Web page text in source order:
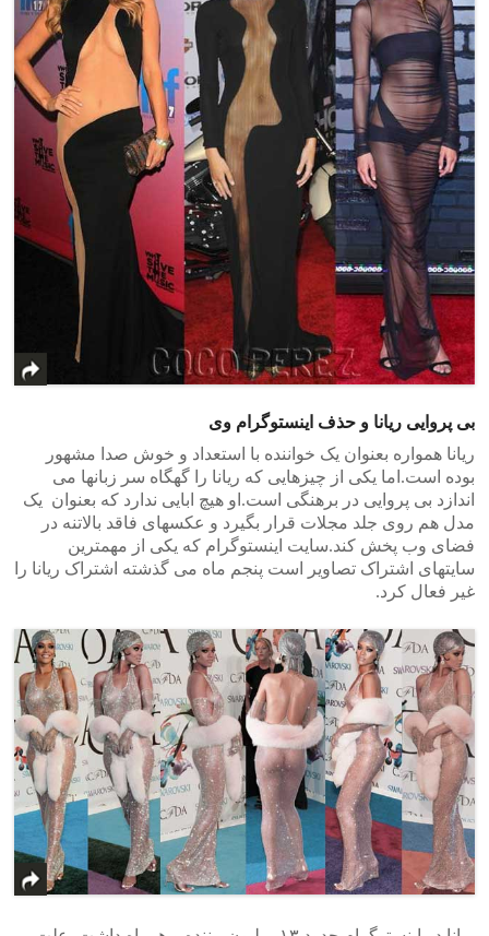
بی پروایی ریانا و حذف اینستوگرام وی
ریانا همواره بعنوان یک خواننده با استعداد و خوش صدا مشهور
بوده است.اما یکی از چیزهایی که ریانا را گهگاه سر زبانها می
اندازد بی پروایی در برهنگی است.او هیچ ابایی ندارد که بعنوان یک
مدل هم روی جلد مجلات قرار بگیرد و عکسهای فاقد بالاتنه در
فضای وب پخش کند.سایت اینستوگرام که یکی از مهمترین
سایتهای اشتراک تصاویر است پنجم ماه می گذشته اشتراک ریانا را
غیر فعال کرد.